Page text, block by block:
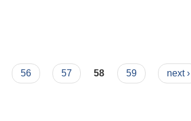
56 57 58 59 next ›